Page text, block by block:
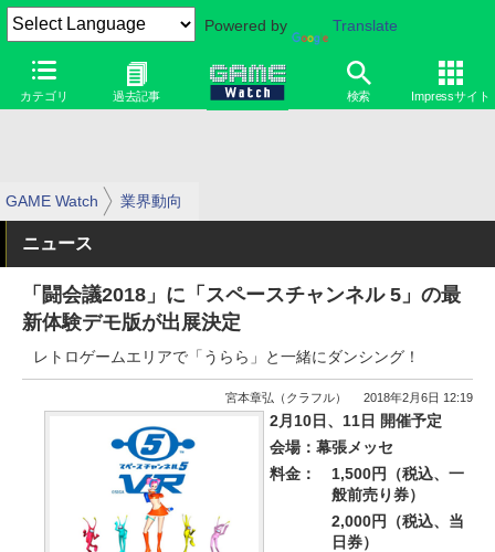
Powered by Translate
カテゴリ 過去記事 検索 Impressサイト
GAME Watch 業界動向
ニュース
「闘会議2018」に「スペースチャンネル 5」の最
新体験デモ版が出展決定
レトロゲームエリアで「うらら」と一緒にダンシング！
宮本章弘（クラフル） 2018年2月6日 12:19
2月10日、11日 開催予定
会場：幕張メッセ
料金：
1,500円（税込、一
般前売り券）
2,000円（税込、当
日券）